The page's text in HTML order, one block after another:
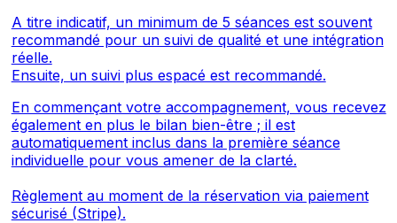
A titre indicatif, un minimum de 5 séances est souvent
recommandé pour un suivi de qualité et une intégration
réelle.
Ensuite, un suivi plus espacé est recommandé.
En commençant votre accompagnement, vous recevez
également en plus le bilan bien-être ; il est
automatiquement inclus dans la première séance
individuelle pour vous amener de la clarté.
Règlement au moment de la réservation via paiement
sécurisé (Stripe).